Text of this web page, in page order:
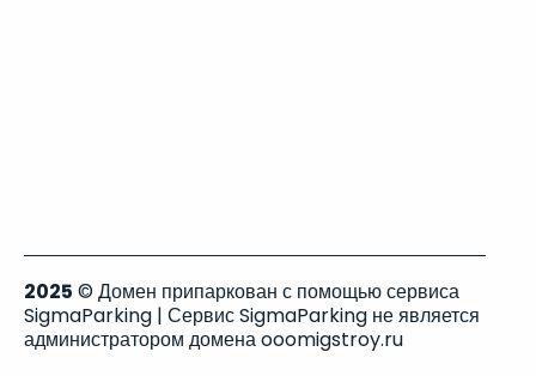
2025 © Домен припаркован с помощью сервиса
SigmaParking | Сервис SigmaParking не является
администратором домена ooomigstroy.ru